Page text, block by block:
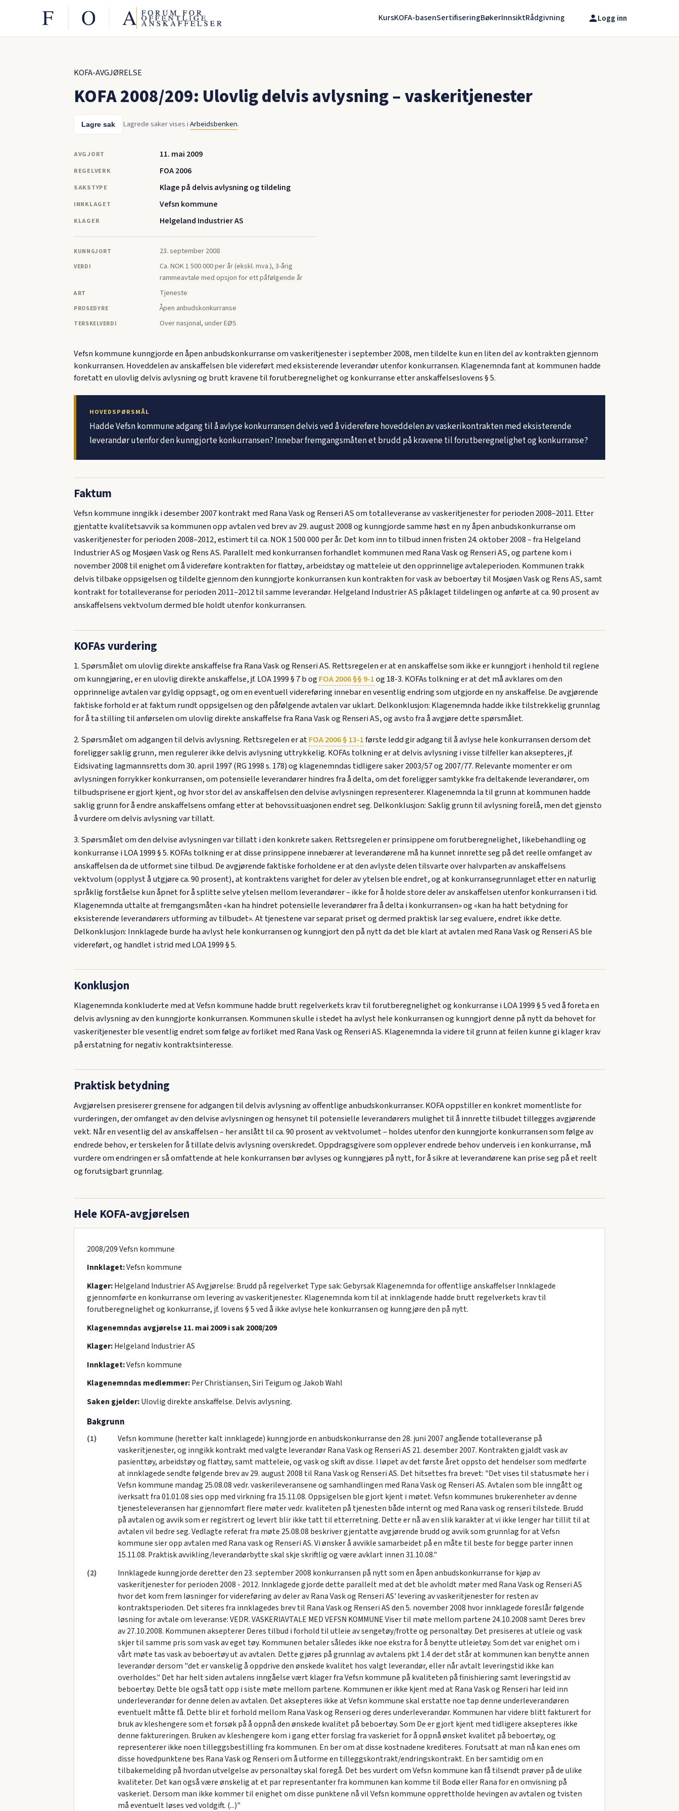
Logg inn
KursKOFA-basenSertifiseringBøkerInnsiktRådgivning
KOFA-AVGJØRELSE
KOFA 2008/209: Ulovlig delvis avlysning – vaskeritjenester
Lagre sak Lagrede saker vises iArbeidsbenken.
AVGJORT 11. mai 2009
REGELVERK FOA 2006
SAKSTYPE Klage på delvis avlysning og tildeling
INNKLAGET Vefsn kommune
KLAGER Helgeland Industrier AS
KUNNGJORT 23. september 2008
VERDI
Ca. NOK 1 500 000 per år (ekskl. mva.), 3-årig
rammeavtale med opsjon for ett påfølgende år
ART Tjeneste
PROSEDYRE Åpen anbudskonkurranse
TERSKELVERDI Over nasjonal, under EØS
Vefsn kommune kunngjorde en åpen anbudskonkurranse om vaskeritjenester i september 2008, men tildelte kun en liten del av kontrakten gjennom
konkurransen. Hoveddelen av anskaffelsen ble videreført med eksisterende leverandør utenfor konkurransen. Klagenemnda fant at kommunen hadde
foretatt en ulovlig delvis avlysning og brutt kravene til forutberegnelighet og konkurranse etter anskaffelseslovens § 5.
HOVEDSPØRSMÅL
Hadde Vefsn kommune adgang til å avlyse konkurransen delvis ved å videreføre hoveddelen av vaskerikontrakten med eksisterende
leverandør utenfor den kunngjorte konkurransen? Innebar fremgangsmåten et brudd på kravene til forutberegnelighet og konkurranse?
Faktum
Vefsn kommune inngikk i desember 2007 kontrakt med Rana Vask og Renseri AS om totalleveranse av vaskeritjenester for perioden 2008–2011. Etter
gjentatte kvalitetsavvik sa kommunen opp avtalen ved brev av 29. august 2008 og kunngjorde samme høst en ny åpen anbudskonkurranse om
vaskeritjenester for perioden 2008–2012, estimert til ca. NOK 1 500 000 per år. Det kom inn to tilbud innen fristen 24. oktober 2008 – fra Helgeland
Industrier AS og Mosjøen Vask og Rens AS. Parallelt med konkurransen forhandlet kommunen med Rana Vask og Renseri AS, og partene kom i
november 2008 til enighet om å videreføre kontrakten for flattøy, arbeidstøy og matteleie ut den opprinnelige avtaleperioden. Kommunen trakk
delvis tilbake oppsigelsen og tildelte gjennom den kunngjorte konkurransen kun kontrakten for vask av beboertøy til Mosjøen Vask og Rens AS, samt
kontrakt for totalleveranse for perioden 2011–2012 til samme leverandør. Helgeland Industrier AS påklaget tildelingen og anførte at ca. 90 prosent av
anskaffelsens vektvolum dermed ble holdt utenfor konkurransen.
KOFAs vurdering
1. Spørsmålet om ulovlig direkte anskaffelse fra Rana Vask og Renseri AS. Rettsregelen er at en anskaffelse som ikke er kunngjort i henhold til reglene
om kunngjøring, er en ulovlig direkte anskaffelse, jf. LOA 1999 § 7 b ogFOA 2006 §§ 9-1og 18-3. KOFAs tolkning er at det må avklares om den
opprinnelige avtalen var gyldig oppsagt, og om en eventuell videreføring innebar en vesentlig endring som utgjorde en ny anskaffelse. De avgjørende
faktiske forhold er at faktum rundt oppsigelsen og den påfølgende avtalen var uklart. Delkonklusjon: Klagenemnda hadde ikke tilstrekkelig grunnlag
for å ta stilling til anførselen om ulovlig direkte anskaffelse fra Rana Vask og Renseri AS, og avsto fra å avgjøre dette spørsmålet.
2. Spørsmålet om adgangen til delvis avlysning. Rettsregelen er atFOA 2006 § 13-1første ledd gir adgang til å avlyse hele konkurransen dersom det
foreligger saklig grunn, men regulerer ikke delvis avlysning uttrykkelig. KOFAs tolkning er at delvis avlysning i visse tilfeller kan aksepteres, jf.
Eidsivating lagmannsretts dom 30. april 1997 (RG 1998 s. 178) og klagenemndas tidligere saker 2003/57 og 2007/77. Relevante momenter er om
avlysningen forrykker konkurransen, om potensielle leverandører hindres fra å delta, om det foreligger samtykke fra deltakende leverandører, om
tilbudsprisene er gjort kjent, og hvor stor del av anskaffelsen den delvise avlysningen representerer. Klagenemnda la til grunn at kommunen hadde
saklig grunn for å endre anskaffelsens omfang etter at behovssituasjonen endret seg. Delkonklusjon: Saklig grunn til avlysning forelå, men det gjensto
å vurdere om delvis avlysning var tillatt.
3. Spørsmålet om den delvise avlysningen var tillatt i den konkrete saken. Rettsregelen er prinsippene om forutberegnelighet, likebehandling og
konkurranse i LOA 1999 § 5. KOFAs tolkning er at disse prinsippene innebærer at leverandørene må ha kunnet innrette seg på det reelle omfanget av
anskaffelsen da de utformet sine tilbud. De avgjørende faktiske forholdene er at den avlyste delen tilsvarte over halvparten av anskaffelsens
vektvolum (opplyst å utgjøre ca. 90 prosent), at kontraktens varighet for deler av ytelsen ble endret, og at konkurransegrunnlaget etter en naturlig
språklig forståelse kun åpnet for å splitte selve ytelsen mellom leverandører – ikke for å holde store deler av anskaffelsen utenfor konkurransen i tid.
Klagenemnda uttalte at fremgangsmåten «kan ha hindret potensielle leverandører fra å delta i konkurransen» og «kan ha hatt betydning for
eksisterende leverandørers utforming av tilbudet». At tjenestene var separat priset og dermed praktisk lar seg evaluere, endret ikke dette.
Delkonklusjon: Innklagede burde ha avlyst hele konkurransen og kunngjort den på nytt da det ble klart at avtalen med Rana Vask og Renseri AS ble
videreført, og handlet i strid med LOA 1999 § 5.
Konklusjon
Klagenemnda konkluderte med at Vefsn kommune hadde brutt regelverkets krav til forutberegnelighet og konkurranse i LOA 1999 § 5 ved å foreta en
delvis avlysning av den kunngjorte konkurransen. Kommunen skulle i stedet ha avlyst hele konkurransen og kunngjort denne på nytt da behovet for
vaskeritjenester ble vesentlig endret som følge av forliket med Rana Vask og Renseri AS. Klagenemnda la videre til grunn at feilen kunne gi klager krav
på erstatning for negativ kontraktsinteresse.
Praktisk betydning
Avgjørelsen presiserer grensene for adgangen til delvis avlysning av offentlige anbudskonkurranser. KOFA oppstiller en konkret momentliste for
vurderingen, der omfanget av den delvise avlysningen og hensynet til potensielle leverandørers mulighet til å innrette tilbudet tillegges avgjørende
vekt. Når en vesentlig del av anskaffelsen – her anslått til ca. 90 prosent av vektvolumet – holdes utenfor den kunngjorte konkurransen som følge av
endrede behov, er terskelen for å tillate delvis avlysning overskredet. Oppdragsgivere som opplever endrede behov underveis i en konkurranse, må
vurdere om endringen er så omfattende at hele konkurransen bør avlyses og kunngjøres på nytt, for å sikre at leverandørene kan prise seg på et reelt
og forutsigbart grunnlag.
Hele KOFA-avgjørelsen
2008/209 Vefsn kommune
Innklaget:Vefsn kommune
Klager:Helgeland Industrier AS Avgjørelse: Brudd på regelverket Type sak: Gebyrsak Klagenemnda for offentlige anskaffelser lnnklagede
gjennomførte en konkurranse om levering av vaskeritjenester. Klagenemnda kom til at innklagende hadde brutt regelverkets krav til
forutberegnelighet og konkurranse, jf. lovens § 5 ved å ikke avlyse hele konkurransen og kunngjøre den på nytt.
Klagenemndas avgjørelse 11. mai 2009 i sak 2008/209
Klager:Helgeland Industrier AS
Innklaget:Vefsn kommune
Klagenemndas medlemmer:Per Christiansen, Siri Teigum og Jakob Wahl
Saken gjelder:Ulovlig direkte anskaffelse. Delvis avlysning.
Bakgrunn
(1)
Vefsn kommune (heretter kalt innklagede) kunngjorde en anbudskonkurranse den 28. juni 2007 angående totalleveranse på
vaskeritjenester, og inngikk kontrakt med valgte leverandør Rana Vask og Renseri AS 21. desember 2007. Kontrakten gjaldt vask av
pasienttøy, arbeidstøy og flattøy, samt matteleie, og vask og skift av disse. I løpet av det første året oppsto det hendelser som medførte
at innklagede sendte følgende brev av 29. august 2008 til Rana Vask og Renseri AS. Det hitsettes fra brevet: "Det vises til statusmøte her i
Vefsn kommune mandag 25.08.08 vedr. vaskerileveransene og samhandlingen med Rana Vask og Renseri AS. Avtalen som ble inngått og
iverksatt fra 01.01.08 sies opp med virkning fra 15.11.08. Oppsigelsen ble gjort kjent i møtet. Vefsn kommunes brukerenheter av denne
tjenesteleveransen har gjennomført flere møter vedr. kvaliteten på tjenesten både internt og med Rana vask og renseri tilstede. Brudd
på avtalen og avvik som er registrert og levert blir ikke tatt til etterretning. Dette er nå av en slik karakter at vi ikke lenger har tillit til at
avtalen vil bedre seg. Vedlagte referat fra møte 25.08.08 beskriver gjentatte avgjørende brudd og avvik som grunnlag for at Vefsn
kommune sier opp avtalen med Rana vask og Renseri AS. Vi ønsker å avvikle samarbeidet på en måte til beste for begge parter innen
15.11.08. Praktisk avvikling/leverandørbytte skal skje skriftlig og være avklart innen 31.10.08."
(2)
Innklagede kunngjorde deretter den 23. september 2008 konkurransen på nytt som en åpen anbudskonkurranse for kjøp av
vaskeritjenester for perioden 2008 - 2012. Innklagede gjorde dette parallelt med at det ble avholdt møter med Rana Vask og Renseri AS
hvor det kom frem løsninger for videreføring av deler av Rana Vask og Renseri AS' levering av vaskeritjenester for resten av
kontraktsperioden. Det siteres fra innklagedes brev til Rana Vask og Renseri AS den 5. november 2008 hvor innklagede foreslår følgende
løsning for avtale om leveranse: VEDR. VASKERIAVTALE MED VEFSN KOMMUNE Viser til møte mellom partene 24.10.2008 samt Deres brev
av 27.10.2008. Kommunen aksepterer Deres tilbud i forhold til utleie av sengetøy/frotte og personaltøy. Det presiseres at utleie og vask
skjer til samme pris som vask av eget tøy. Kommunen betaler således ikke noe ekstra for å benytte utleietøy. Som det var enighet om i
vårt møte tas vask av beboertøy ut av avtalen. Dette gjøres på grunnlag av avtalens pkt 1.4 der det står at kommunen kan benytte annen
leverandør dersom "det er vanskelig å oppdrive den ønskede kvalitet hos valgt leverandør, eller når avtalt leveringstid ikke kan
overholdes." Det har helt siden avtalens inngåelse vært klager fra Vefsn kommune på kvaliteten på finishiering samt leveringstid av
beboertøy. Dette ble også tatt opp i siste møte mellom partene. Kommunen er ikke kjent med at Rana Vask og Renseri har leid inn
underleverandør for denne delen av avtalen. Det aksepteres ikke at Vefsn kommune skal erstatte noe tap denne underleverandøren
eventuelt måtte få. Dette blir et forhold mellom Rana Vask og Renseri og deres underleverandør. Kommunen har videre blitt fakturert for
bruk av kleshengere som et forsøk på å oppnå den ønskede kvalitet på beboertøy. Som De er gjort kjent med tidligere aksepteres ikke
denne faktureringen. Bruken av kleshengere kom i gang etter forslag fra vaskeriet for å oppnå ønsket kvalitet på beboertøy, og
representerer ikke noen tilleggsbestilling fra kommunen. En ber om at disse kostnadene krediteres. Forutsatt at man nå kan enes om
disse hovedpunktene bes Rana Vask og Renseri om å utforme en tilleggskontrakt/endringskontrakt. En ber samtidig om en
tilbakemelding på hvordan utvelgelse av personaltøy skal foregå. Det bes vurdert om Vefsn kommune kan få tilsendt prøver på de ulike
kvaliteter. Det kan også være ønskelig at et par representanter fra kommunen kan komme til Bodø eller Rana for en omvisning på
vaskeriet. Dersom man ikke kommer til enighet om disse punktene nå vil Vefsn kommune opprettholde hevingen av avtalen og tvisten
må eventuelt løses ved voldgift. (...)"